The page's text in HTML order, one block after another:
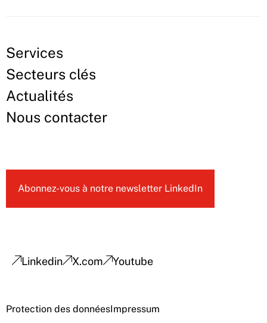
Services
Secteurs clés
Actualités
Nous contacter
Abonnez-vous à notre newsletter LinkedIn
Linkedin X.com Youtube
Protection des donnéesImpressum